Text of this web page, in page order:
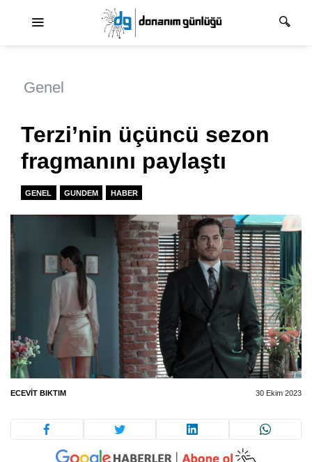
Genel
Terzi’nin üçüncü sezon
fragmanını paylaştı
GENEL GUNDEM HABER
ECEVIT BIKTIM 30 Ekim 2023